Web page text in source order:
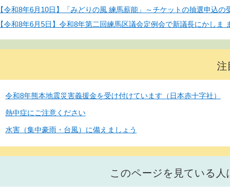
【令和8年6月10日】「みどりの風 練馬薪能」～チケットの抽選申込の
【令和8年6月5日】令和8年第二回練馬区議会定例会で新議長にかしま
注
令和8年熊本地震災害義援金を受け付けています（日本赤十字社）
熱中症にご注意ください
水害（集中豪雨・台風）に備えましょう
このページを見ている